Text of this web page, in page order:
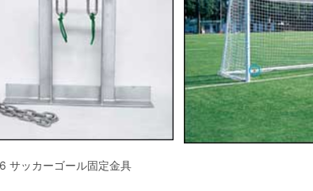
サッカーゴール固定金具